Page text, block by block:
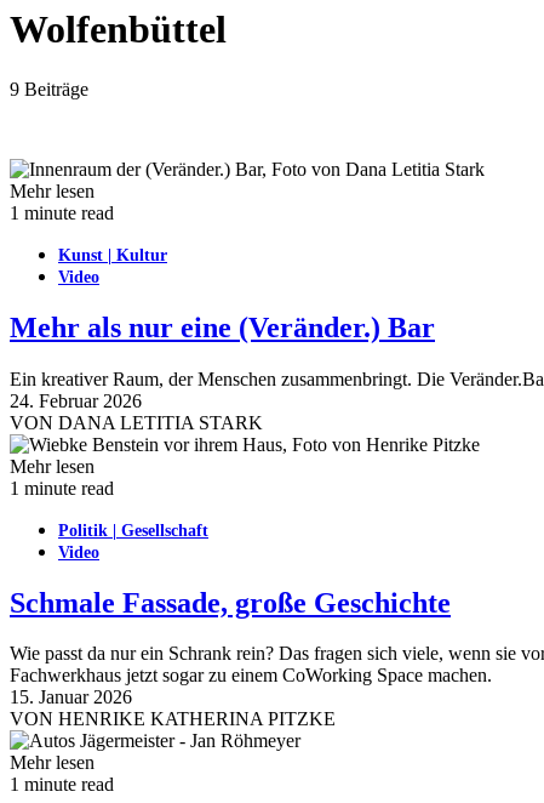
Wolfenbüttel
9 Beiträge
Mehr lesen
1 minute read
Kunst | Kultur
Video
Mehr als nur eine (Veränder.) Bar
Ein kreativer Raum, der Menschen zusammenbringt. Die
24. Februar 2026
VON DANA LETITIA STARK
Mehr lesen
1 minute read
Politik | Gesellschaft
Video
Schmale Fassade, große Geschichte
Wie passt da nur ein Schrank rein? Das fragen sich viele, wenn sie
Fachwerkhaus jetzt sogar zu einem CoWorking Space machen.
15. Januar 2026
VON HENRIKE KATHERINA PITZKE
Mehr lesen
1 minute read